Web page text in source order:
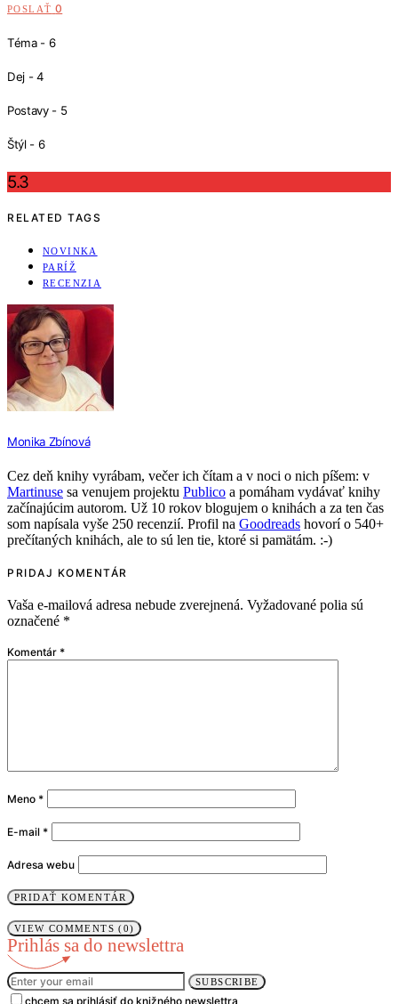
POSLAŤ 0
Téma - 6
Dej - 4
Postavy - 5
Štýl - 6
5.3
RELATED TAGS
NOVINKA
PARÍŽ
RECENZIA
Monika Zbínová
Cez deň knihy vyrábam, večer ich čítam a v noci o nich píšem: v
Martinuse sa venujem projektu Publico a pomáham vydávať knihy
začínajúcim autorom. Už 10 rokov blogujem o knihách a za ten čas
som napísala vyše 250 recenzií. Profil na Goodreads hovorí o 540+
prečítaných knihách, ale to sú len tie, ktoré si pamätám. :-)
PRIDAJ KOMENTÁR
Vaša e-mailová adresa nebude zverejnená. Vyžadované polia sú
označené *
Komentár *
Meno *
E-mail *
Adresa webu
VIEW COMMENTS (0)
Prihlás sa do newslettra
SUBSCRIBE
chcem sa prihlásiť do knižného newslettra